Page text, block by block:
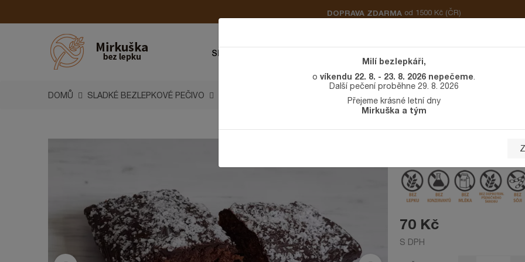
Milí bezlepkáři,
o víkendu 22. 8. - 23. 8. 2026 nepečeme
Další pečení proběhne 29. 8. 2026
Přejeme krásné letní dny
Mirkuška a tým
DOPRAVA ZDARMA od 1500 Kč (ČR)
SLANÉ PEČIVO
DOMŮ SLADKÉ BEZLEPKOVÉ PEČIVO PERNÍK SYPANÝ KOKOSEM BEZMLÉČNÝ
Perník sypaný
70 Kč
S DPH